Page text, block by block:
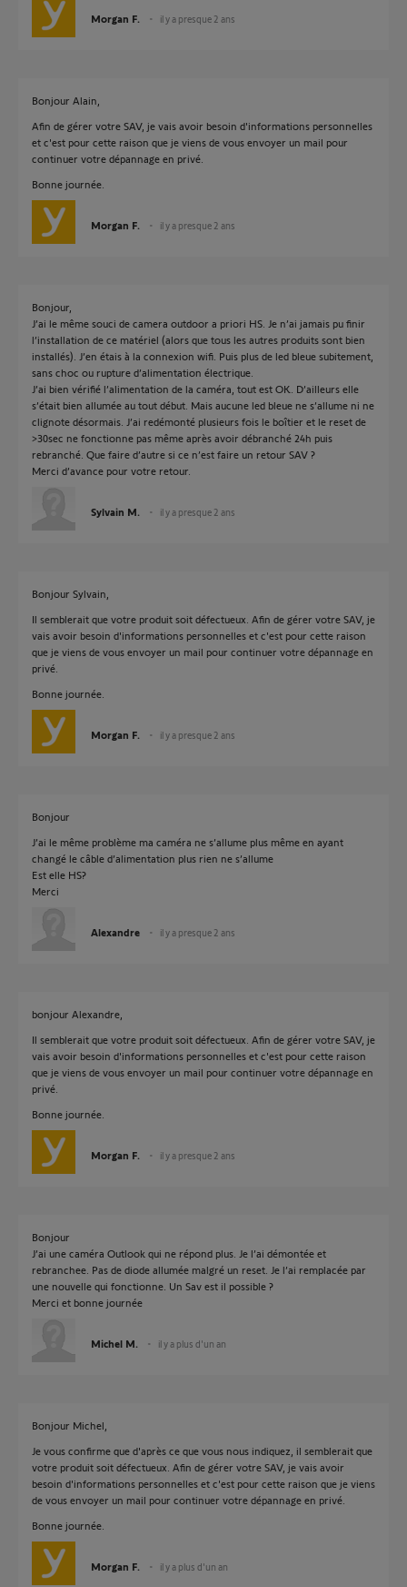
Morgan F. il y a presque 2 ans
Bonjour Alain,
Afin de gérer votre SAV, je vais avoir besoin d'informations personnelles
et c'est pour cette raison que je viens de vous envoyer un mail pour
continuer votre dépannage en privé.
Bonne journée.
Morgan F. il y a presque 2 ans
Bonjour,
J’ai le même souci de camera outdoor a priori HS. Je n’ai jamais pu finir
l’installation de ce matériel (alors que tous les autres produits sont bien
installés). J’en étais à la connexion wifi. Puis plus de led bleue subitement,
sans choc ou rupture d’alimentation électrique.
J’ai bien vérifié l’alimentation de la caméra, tout est OK. D’ailleurs elle
s’était bien allumée au tout début. Mais aucune led bleue ne s’allume ni ne
clignote désormais. J’ai redémonté plusieurs fois le boîtier et le reset de
>30sec ne fonctionne pas même après avoir débranché 24h puis
rebranché. Que faire d’autre si ce n’est faire un retour SAV ?
Merci d’avance pour votre retour.
Sylvain M. il y a presque 2 ans
Bonjour Sylvain,
Il semblerait que votre produit soit défectueux. Afin de gérer votre SAV, je
vais avoir besoin d'informations personnelles et c'est pour cette raison
que je viens de vous envoyer un mail pour continuer votre dépannage en
privé.
Bonne journée.
Morgan F. il y a presque 2 ans
Bonjour
J’ai le même problème ma caméra ne s’allume plus même en ayant
changé le câble d’alimentation plus rien ne s’allume
Est elle HS?
Merci
Alexandre il y a presque 2 ans
bonjour Alexandre,
Il semblerait que votre produit soit défectueux. Afin de gérer votre SAV, je
vais avoir besoin d'informations personnelles et c'est pour cette raison
que je viens de vous envoyer un mail pour continuer votre dépannage en
privé.
Bonne journée.
Morgan F. il y a presque 2 ans
Bonjour
J’ai une caméra Outlook qui ne répond plus. Je l’ai démontée et
rebranchee. Pas de diode allumée malgré un reset. Je l’ai remplacée par
une nouvelle qui fonctionne. Un Sav est il possible ?
Merci et bonne journée
Michel M. il y a plus d'un an
Bonjour Michel,
Je vous confirme que d'après ce que vous nous indiquez, il semblerait que
votre produit soit défectueux. Afin de gérer votre SAV, je vais avoir
besoin d'informations personnelles et c'est pour cette raison que je viens
de vous envoyer un mail pour continuer votre dépannage en privé.
Bonne journée.
Morgan F. il y a plus d'un an